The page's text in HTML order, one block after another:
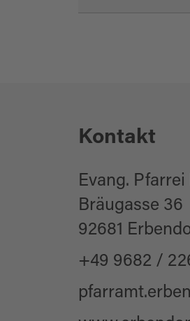
Kontakt
Evang.
Bräugasse 36
92681
+49 9682 /